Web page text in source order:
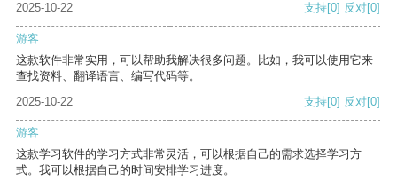
2025-10-22
支持[0] 反对[0]
游客
这款软件非常实用，可以帮助我解决很多问题。比如，我可以使用它来
查找资料、翻译语言、编写代码等。
2025-10-22
支持[0] 反对[0]
游客
这款学习软件的学习方式非常灵活，可以根据自己的需求选择学习方
式。我可以根据自己的时间安排学习进度。